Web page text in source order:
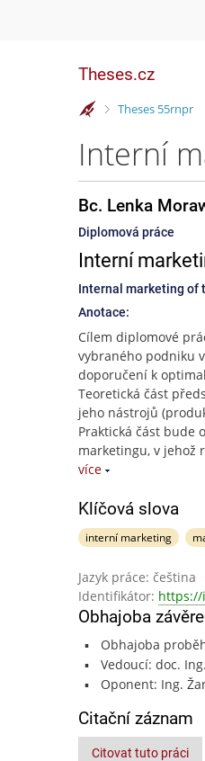
Theses.cz
>
Theses 55rnpr
Bc. Lenka
Diplomová práce
Interní
Internal marketing of
Anotace:
Cílem diplomové
vybraného podniku
doporučení k
Teoretická část
jeho nástrojů
Praktická část bude
marketingu, v jehož
více
Klíčová slova
interní marketing
Jazyk práce: čeština
Identifikátor:
Obhajoba
Obhajoba
Vedoucí: doc.
Oponent: Ing.
Citační záznam
Citovat tuto práci